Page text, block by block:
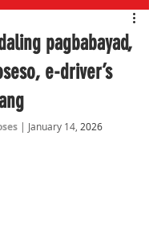
pagbabayad,
e-driver’s
| January 14, 2026